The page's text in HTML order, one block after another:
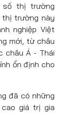
số thị trường
thị trường này
nghiệp Việt
mới, từ châu
châu Á - Thái
ổn định cho
đã có những
giá trị gia